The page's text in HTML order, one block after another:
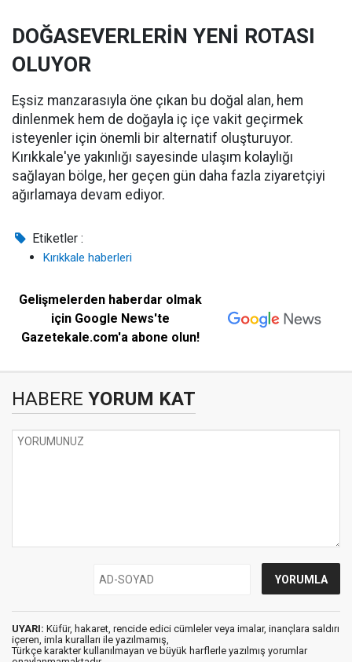
DOĞASEVERLERİN YENİ ROTASI
OLUYOR
Eşsiz manzarasıyla öne çıkan bu doğal alan, hem
dinlenmek hem de doğayla iç içe vakit geçirmek
isteyenler için önemli bir alternatif oluşturuyor.
Kırıkkale'ye yakınlığı sayesinde ulaşım kolaylığı
sağlayan bölge, her geçen gün daha fazla ziyaretçiyi
ağırlamaya devam ediyor.
Etiketler :
Kırıkkale haberleri
Gelişmelerden haberdar olmak
için Google News'te
Gazetekale.com'a abone olun!
HABERE YORUM KAT
UYARI: Küfür, hakaret, rencide edici cümleler veya imalar, inançlara saldırı
içeren, imla kuralları ile yazılmamış,
Türkçe karakter kullanılmayan ve büyük harflerle yazılmış yorumlar